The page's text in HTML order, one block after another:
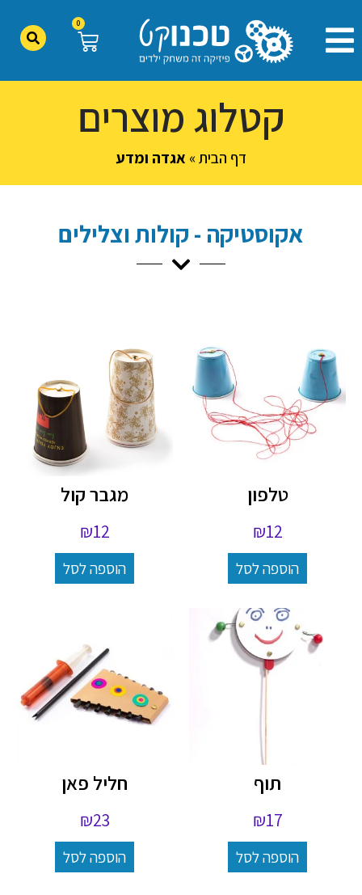
0
קטלוג מוצרים
דף הבית » אגדה ומדע
אקוסטיקה - קולות וצלילים
טלפון
₪12
הוספה לסל
מגבר קול
₪12
הוספה לסל
תוף
₪17
הוספה לסל
חליל פאן
₪23
הוספה לסל